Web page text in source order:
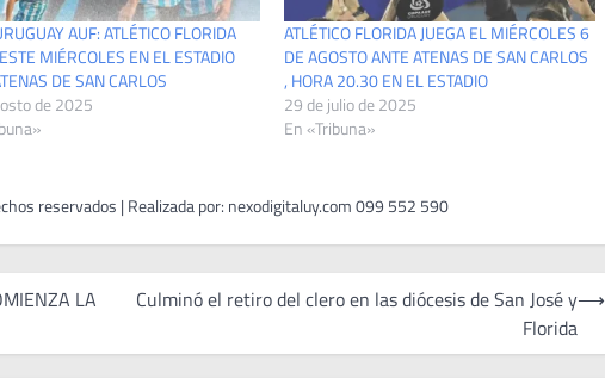
AUF: ATLÉTICO FLORIDA
MIÉRCOLES EN EL ESTADIO
DE SAN CARLOS
de 2025
ATLÉTICO FLORIDA JUEGA EL MIÉRCOLES 6
DE AGOSTO ANTE ATENAS DE SAN CARLOS
, HORA 20.30 EN EL ESTADIO
29 de julio de 2025
En «Tribuna»
LA
Culminó el retiro del clero en las diócesis de San José y
Florida
⟶